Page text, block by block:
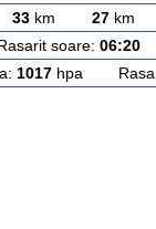
33km 27km
soare: 06:20
1017hpa